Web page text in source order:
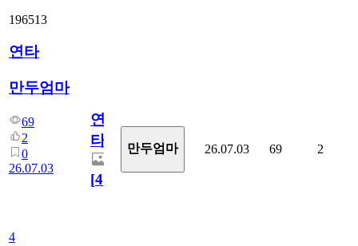
196513
연타
만두엄마
69
2
0
26.07.03
4
연
타
[4]
만두엄마 26.07.03 69 2